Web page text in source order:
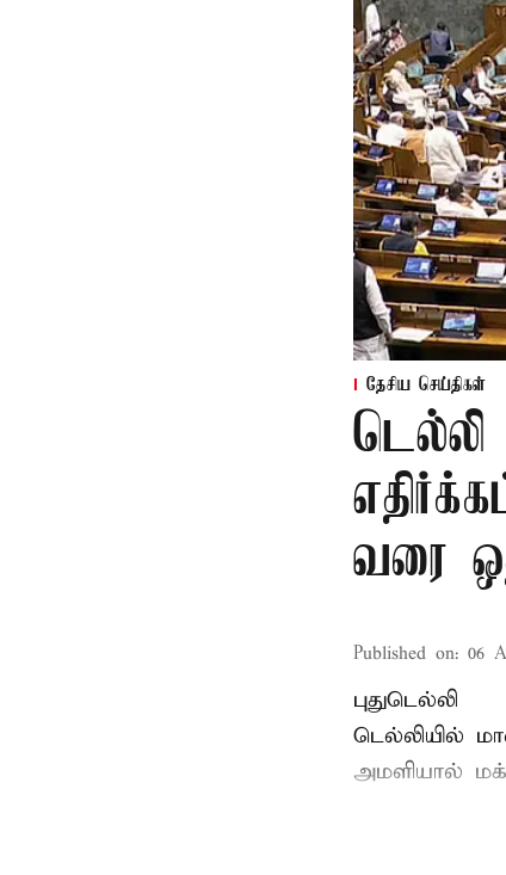
தேசிய செய்திகள்
வரை
Published on: 06
புதுடெல்லி
டெல்லியில்
அமளியால்